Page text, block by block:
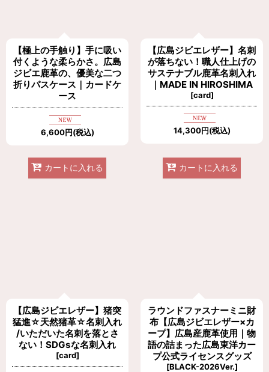
【極上の手触り】手に吸い
付くような柔らかさ。広島
ジビエ鹿革の、優美な二つ
折りパスケース｜カードケ
ース
6,600円(税込)
カートに入れる
【広島ジビエレザー】名刺
が落ちない！職人仕上げの
サステナブル鹿革名刺入れ
｜MADE IN HIROSHIMA
[card]
14,300円(税込)
カートに入れる
【広島ジビエレザー】猪突
猛進☆天然猪革☆名刺入れ
/いただいた名刺を落とさ
ない！SDGsな名刺入れ
[card]
ラウンドファスナーミニ財
布【広島ジビエレザー×カ
ープ】広島産鹿革使用｜物
語の詰まった広島東洋カー
プ公式ライセンスグッズ
[BLACK-2026Ver.]